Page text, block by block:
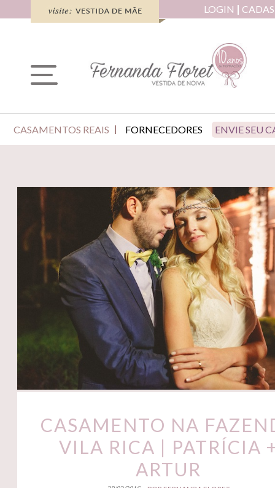
LOGIN
CASAMENTOS REAIS FORNECEDORES ENVIE SEU
CASAMENTO NA
VILA RICA | PATRÍCIA
ARTUR